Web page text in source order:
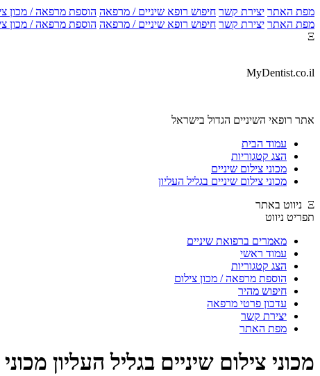
מפת האתר יצירת קשר חיפוש רופא שיניים / מרפאה הוספת מרפאה / מכון
מפת האתר יצירת קשר חיפוש רופא שיניים / מרפאה הוספת מרפאה / מכון
Ξ
MyDentist.co.il
אתר רופאי השיניים הגדול בישראל
עמוד הבית
הצג קטגוריות
מכוני צילום שיניים
מכוני צילום שיניים בגליל העליון
Ξ ניווט באתר
תפריט ניווט
מאמרים ברפואת שיניים
עמוד ראשי
הצג קטגוריות
הוספת מרפאה / מכון צילום
חיפוש מהיר
עדכון פרטי מרפאה
יצירת קשר
מפת האתר
מכוני צילום שיניים בגליל העליון